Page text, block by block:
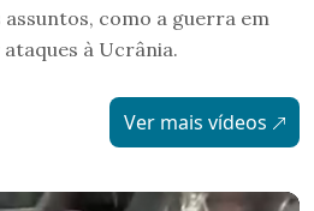
como a guerra em
à Ucrânia.
Ver mais vídeos